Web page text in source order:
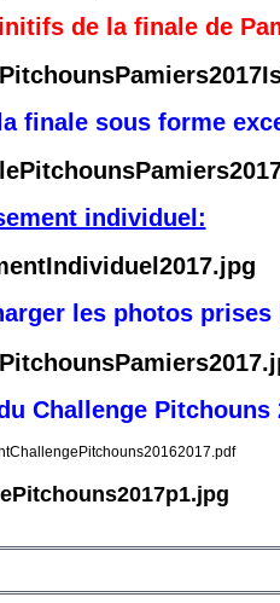
de la finale de
finale sous forme
individuel:
les photos
Challenge Pitchouns